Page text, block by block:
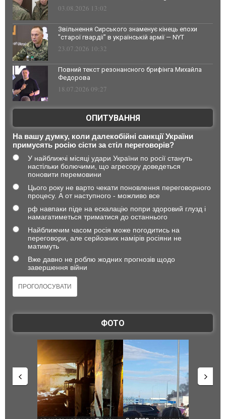
03.08.2026 13:02
Звільнення Сирського знаменує кінець епохи
"старої гвардії" в українській армії — NYT
23.07.2026 10:32
Повний текст резонансного брифінга Михайла
Федорова
18.07.2026 09:27
ОПИТУВАННЯ
На вашу думку, коли далекобійні санкції України
примусять росію сісти за стіл переговорів?
У найближчі місяці удари України по росії стануть
настільки болючими, що агресору доведеться
поновити перемовини
Цього року не варто чекати поновлення переговорного
процесу. А от наступного - можливо все
рф навпаки піде на ескалацію попри здоровий глузд і
намагатиметься триматися до останнього
Найближчим часом росія може погодитись на
переговори, але серйозних намірів росіяни не
матимуть
Вже давно не роблю жодних прогнозів щодо
завершення війни
ФОТО